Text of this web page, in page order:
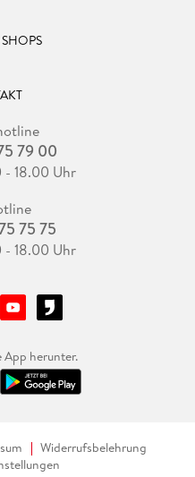
79 00
- 18.00 Uhr
75 75
- 18.00 Uhr
App herunter.
Widerrufsbelehrung